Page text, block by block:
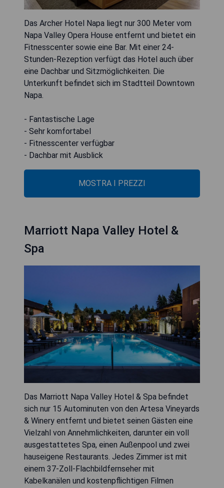
Das Archer Hotel Napa liegt nur 300 Meter vom
Napa Valley Opera House entfernt und bietet ein
Fitnesscenter sowie eine Bar. Mit einer 24-
Stunden-Rezeption verfügt das Hotel auch über
eine Dachbar und Sitzmöglichkeiten. Die
Unterkunft befindet sich im Stadtteil Downtown
Napa.
- Fantastische Lage
- Sehr komfortabel
- Fitnesscenter verfügbar
- Dachbar mit Ausblick
MOSTRA I PREZZI
Marriott Napa Valley Hotel &
Spa
Das Marriott Napa Valley Hotel & Spa befindet
sich nur 15 Autominuten von den Artesa Vineyards
& Winery entfernt und bietet seinen Gästen eine
Vielzahl von Annehmlichkeiten, darunter ein voll
ausgestattetes Spa, einen Außenpool und zwei
hauseigene Restaurants. Jedes Zimmer ist mit
einem 37-Zoll-Flachbildfernseher mit
Kabelkanälen und kostenpflichtigen Filmen